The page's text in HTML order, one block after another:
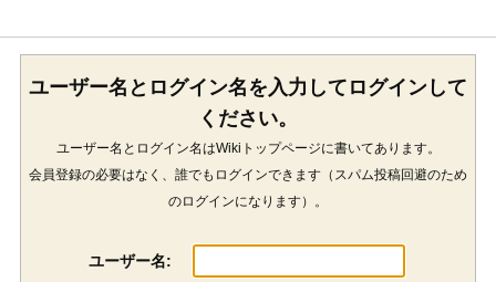
ユーザー名とログイン名を入力してログインして
ください。
ユーザー名とログイン名はWikiトップページに書いてあります。
会員登録の必要はなく、誰でもログインできます（スパム投稿回避のため
のログインになります）。
ユーザー名: